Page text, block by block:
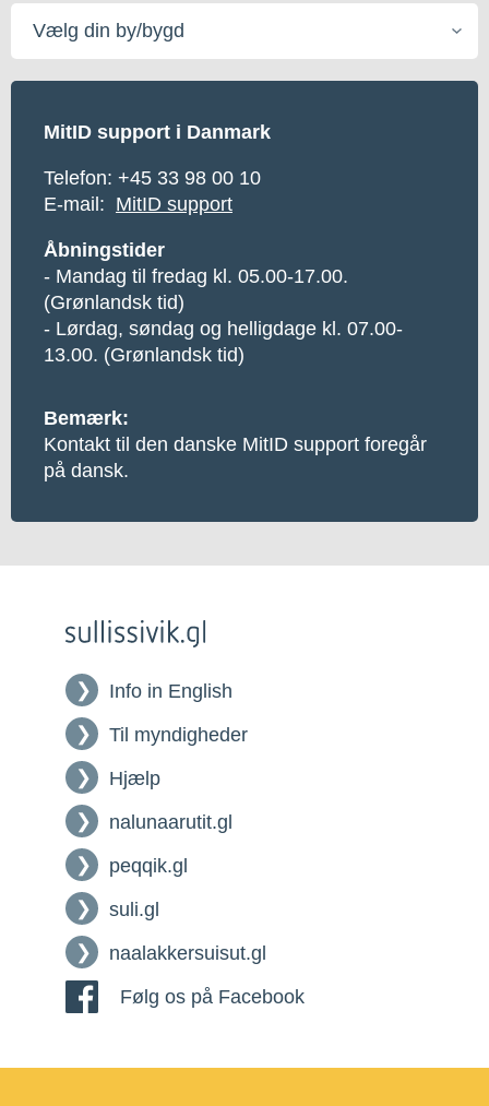
Vælg
din
by/bygd
MitID support i Danmark
Telefon: +45 33 98 00 10
E-mail: MitID support
Åbningstider
- Mandag til fredag kl. 05.00-17.00.
(Grønlandsk tid)
- Lørdag, søndag og helligdage kl. 07.00-
13.00. (Grønlandsk tid)
Bemærk:
Kontakt til den danske MitID support foregår
på dansk.
Info in English
Til myndigheder
Hjælp
nalunaarutit.gl
peqqik.gl
suli.gl
naalakkersuisut.gl
Følg os på Facebook